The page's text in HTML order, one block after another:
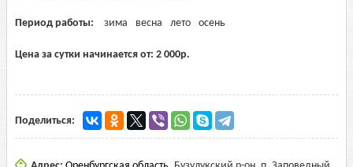
Период работы: зима весна лето осень
Цена за сутки начинается от: 2 000р.
Поделиться: